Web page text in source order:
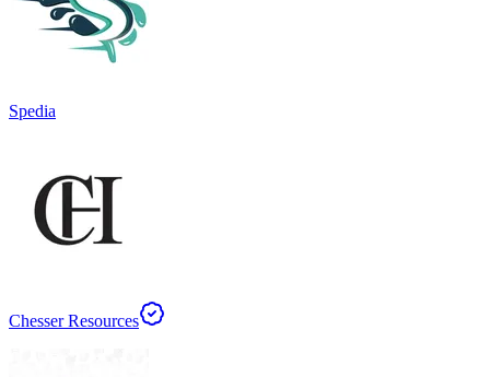
Spedia
Chesser Resources